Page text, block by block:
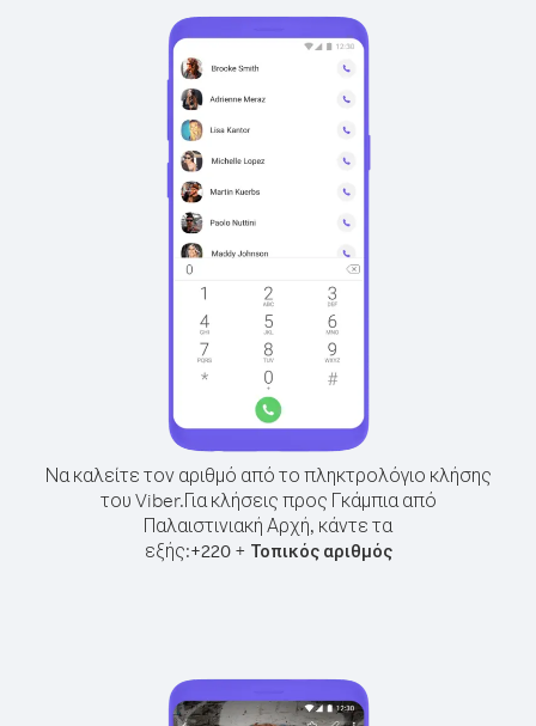
Να καλείτε τον αριθμό από το πληκτρολόγιο κλήσης
του Viber.Για κλήσεις προς Γκάμπια από
Παλαιστινιακή Αρχή, κάντε τα
εξής:+220+ Τοπικός αριθμός